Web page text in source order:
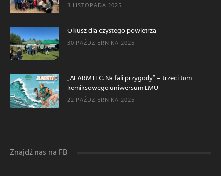
3 LISTOPADA 2025
Olkusz dla czystego powietrza
30 PAŹDZIERNIKA 2025
„ALARMTEC. Na fali przygody” – trzeci tom
komiksowego uniwersum EMU
22 PAŹDZIERNIKA 2025
Znajdź nas na FB